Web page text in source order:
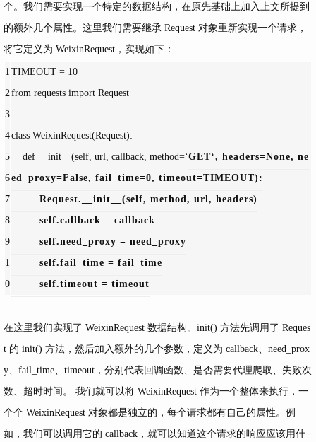
个。我们需要实现一个特定的数据结构，在原先基础上加入上文所提到
的额外几个属性。这里我们需要继承 Request 对象重新实现一个请求，
将它定义为 WeixinRequest，实现如下：
1
2
3
4
5
6
7
8
9
1
0
TIMEOUT = 10
from requests import Request
class WeixinRequest(Request):
    def __init__(
self, url, callback, method=‘GET‘, headers=None, ne
ed_proxy=False, fail_time=0, timeout=TIMEOUT):
        Request.__init__(
self, method, url, headers)
self.callback = callback
self.need_proxy = need_proxy
self.fail_time = fail_time
self.timeout = timeout
在这里我们实现了 WeixinRequest 数据结构。init() 方法先调用了 Reques
t 的 init() 方法，然后加入额外的几个参数，定义为 callback、need_prox
y、fail_time、timeout，分别代表回调函数、是否需要代理爬取、失败次
数、超时时间。 我们就可以将 WeixinRequest 作为一个整体来执行，一
个个 WeixinRequest 对象都是独立的，每个请求都有自己的属性。例
如，我们可以调用它的 callback，就可以知道这个请求的响应应该用什